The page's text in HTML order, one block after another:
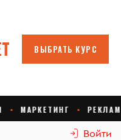
Войти